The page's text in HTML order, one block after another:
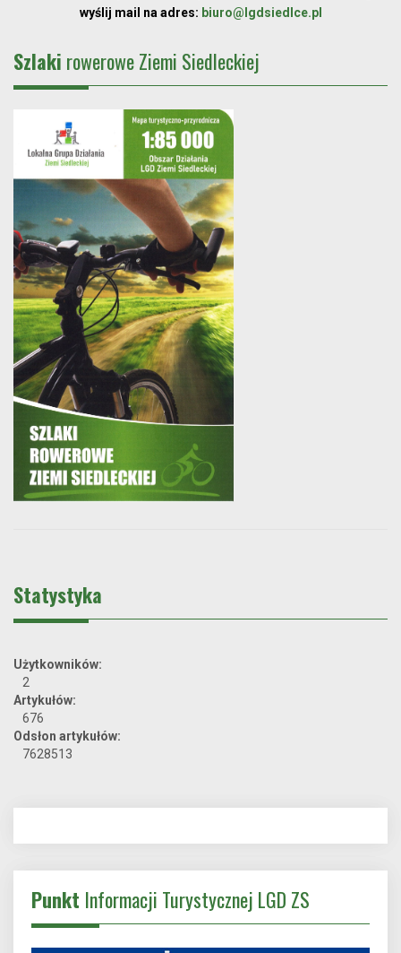
wyślij mail na adres: biuro@lgdsiedlce.pl
Szlaki rowerowe Ziemi Siedleckiej
Statystyka
Użytkowników:
2
Artykułów:
676
Odsłon artykułów:
7628513
Punkt Informacji Turystycznej LGD ZS